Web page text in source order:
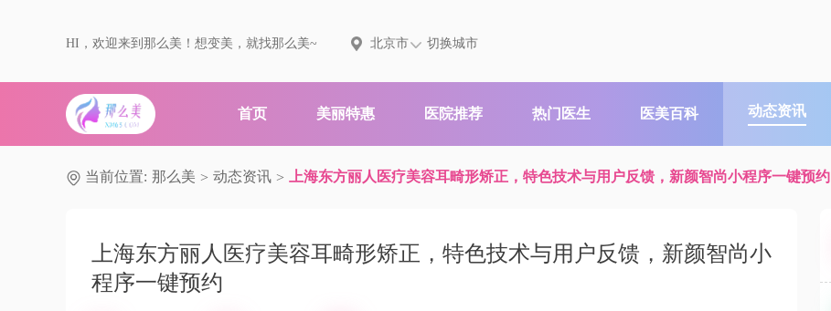
HI，欢迎来到那么美！想变美，就找那么美~ 北京市 切换城市
首页 美丽特惠 医院推荐 热门医生 医美百科 动态资讯
当前位置: 那么美 > 动态资讯 > 上海东方丽人医疗美容耳畸形矫正，特色技术与用户反馈，新颜智尚小程序一键预约
上海东方丽人医疗美容耳畸形矫正，特色技术与用户反馈，新颜智尚小
程序一键预约